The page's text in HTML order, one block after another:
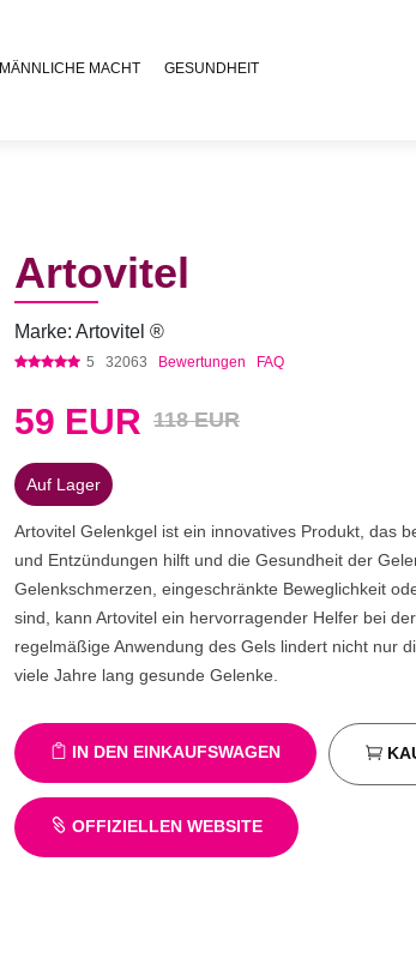
MÄNNLICHE MACHT GESUNDHEIT
Artovitel
Marke: Artovitel ®
5 32063 Bewertungen FAQ
59 EUR 118 EUR
Auf Lager
Artovitel Gelenkgel ist ein innovatives Produkt, das
und Entzündungen hilft und die Gesundheit der
Gelenkschmerzen, eingeschränkte Beweglichkeit
sind, kann Artovitel ein hervorragender Helfer bei
regelmäßige Anwendung des Gels lindert nicht nur
viele Jahre lang gesunde Gelenke.
IN DEN EINKAUFSWAGEN
OFFIZIELLEN WEBSITE